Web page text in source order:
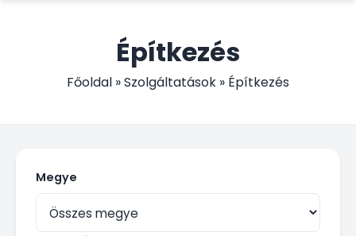
Építkezés
Főoldal »Szolgáltatások » Építkezés
Megye